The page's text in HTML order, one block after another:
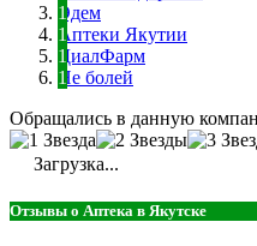
Эдем
Аптеки Якутии
ДиалФарм
Не болей
Обращались в данную
Загрузка...
Отзывы о Аптека в Якутске